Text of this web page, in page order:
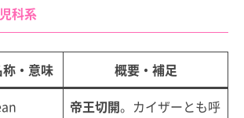
科系
・意味 概要・補足
帝王切開。カイザーとも呼